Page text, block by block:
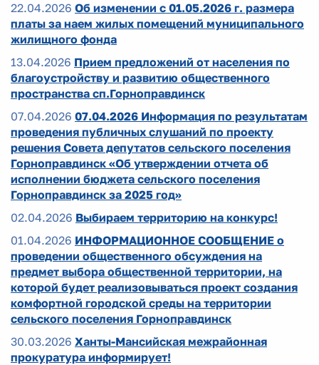
22.04.2026 Об изменении с 01.05.2026 г. размера
платы за наем жилых помещений муниципального
жилищного фонда
13.04.2026 Прием предложений от населения по
благоустройству и развитию общественного
пространства сп.Горноправдинск
07.04.2026 07.04.2026 Информация по результатам
проведения публичных слушаний по проекту
решения Совета депутатов сельского поселения
Горноправдинск «Об утверждении отчета об
исполнении бюджета сельского поселения
Горноправдинск за 2025 год»
02.04.2026 Выбираем территорию на конкурс!
01.04.2026 ИНФОРМАЦИОННОЕ СООБЩЕНИЕ о
проведении общественного обсуждения на
предмет выбора общественной территории, на
которой будет реализовываться проект создания
комфортной городской среды на территории
сельского поселения Горноправдинск
30.03.2026 Ханты-Мансийская межрайонная
прокуратура информирует!